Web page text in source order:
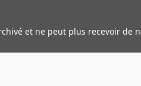
et ne peut plus recevoir de